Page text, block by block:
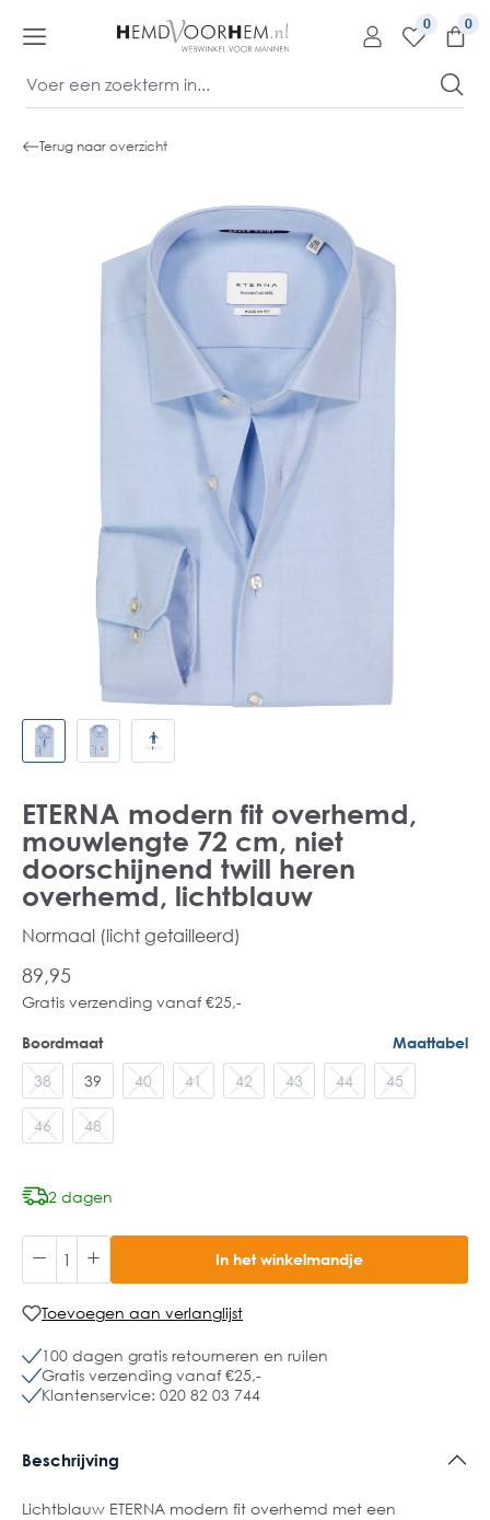
0
Terug naar overzicht
ETERNA modern fit overhemd,
mouwlengte 72 cm, niet
doorschijnend twill heren
overhemd, lichtblauw
Normaal (licht getailleerd)
89,95
Gratis verzending vanaf €25,-
Boordmaat Maattabel
38 39 40 41 42 43 44 45
46 48
2 dagen
In het winkelmandje
Toevoegen aan verlanglijst
100 dagen gratis retourneren en ruilen
Gratis verzending vanaf €25,-
Klantenservice: 020 82 03 744
Beschrijving
Lichtblauw ETERNA modern fit overhemd met een